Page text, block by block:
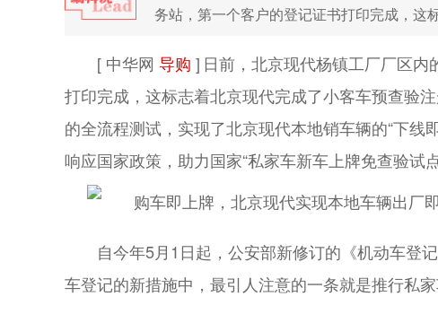
务站，第一个客户的登记证书打印完成，这
[ 中华网 导购 ] 日前，北京现代杨镇工厂厂区
打印完成，这标志着北京现代完成了小客车预查验
的全流程测试，实现了北京现代本地销车辆的“下线
响应国家政策，助力国家“私家车新车上牌免查验试
自今年5月1日起，公安部新修订的《机动车登
车登记的新措施中，最引人注意的一条就是推行私家